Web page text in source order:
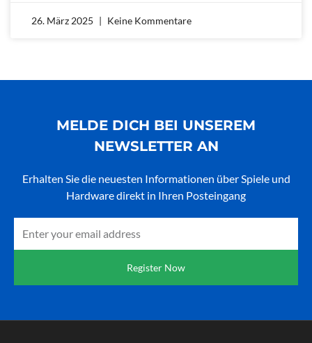
26. März 2025 Keine Kommentare
MELDE DICH BEI UNSEREM
NEWSLETTER AN
Erhalten Sie die neuesten Informationen über Spiele und
Hardware direkt in Ihren Posteingang
Register Now